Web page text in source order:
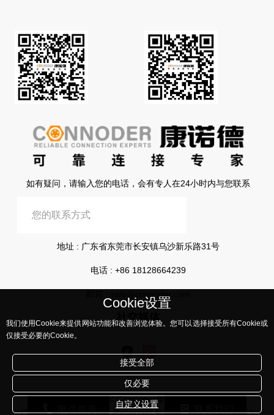
Cookie设置
我们使用Cookie来提供网站功能和改善浏览体验。您可以选择接受所有Cookie或
仅接受必要的Cookie。
接受全部
仅必要
自定义设置
如有疑问，请输入您的电话，会有专人在24小时内与您联系
地址 : 广东省东莞市长安镇乌沙新乐路31号
电话 : +86 18128664239
社交媒体
版权所有©Connoder康诺德所有
Corporation, All Rights Reserved粤ICP备2023108441号-3